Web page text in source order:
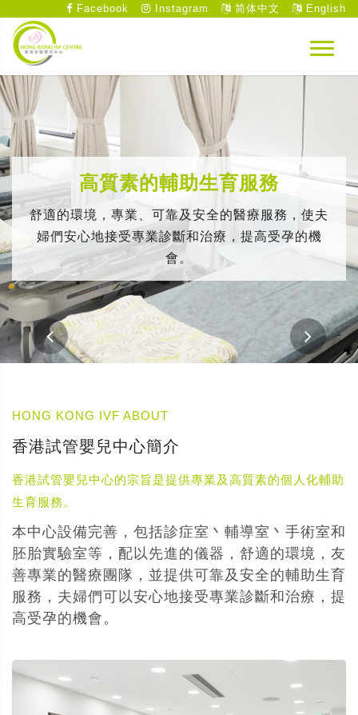
Facebook Instagram 简体中文 English
高質素的輔助生育服務
舒適的環境，專業、可靠及安全的醫療服務，使夫
婦們安心地接受專業診斷和治療，提高受孕的機
會。
HONG KONG IVF ABOUT
香港試管嬰兒中心簡介
香港試管嬰兒中心的宗旨是提供專業及高質素的個人化輔助
生育服務。
本中心設備完善，包括診症室丶輔導室丶手術室和
胚胎實驗室等，配以先進的儀器，舒適的環境，友
善專業的醫療團隊，並提供可靠及安全的輔助生育
服務，夫婦們可以安心地接受專業診斷和治療，提
高受孕的機會。